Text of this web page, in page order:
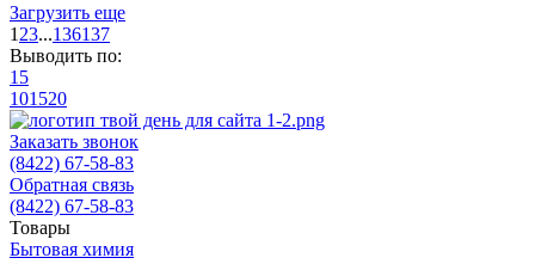
Загрузить еще
1 23...136137
Выводить по:
15
101520
Заказать звонок
(8422) 67-58-83
Обратная связь
(8422) 67-58-83
Товары
Бытовая химия